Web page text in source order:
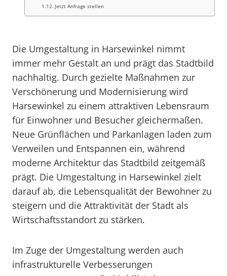
Jetzt Anfrage stellen
Die Umgestaltung in Harsewinkel nimmt
immer mehr Gestalt an und prägt das Stadtbild
nachhaltig. Durch gezielte Maßnahmen zur
Verschönerung und Modernisierung wird
Harsewinkel zu einem attraktiven Lebensraum
für Einwohner und Besucher gleichermaßen.
Neue Grünflächen und Parkanlagen laden zum
Verweilen und Entspannen ein, während
moderne Architektur das Stadtbild zeitgemäß
prägt. Die Umgestaltung in Harsewinkel zielt
darauf ab, die Lebensqualität der Bewohner zu
steigern und die Attraktivität der Stadt als
Wirtschaftsstandort zu stärken.
Im Zuge der Umgestaltung werden auch
infrastrukturelle Verbesserungen